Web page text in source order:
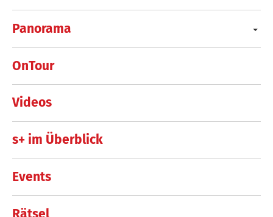
Panorama
OnTour
Videos
s+ im Überblick
Events
Rätsel